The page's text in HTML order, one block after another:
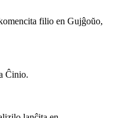
filio en Gujĝoŭo,
Ĉinio.